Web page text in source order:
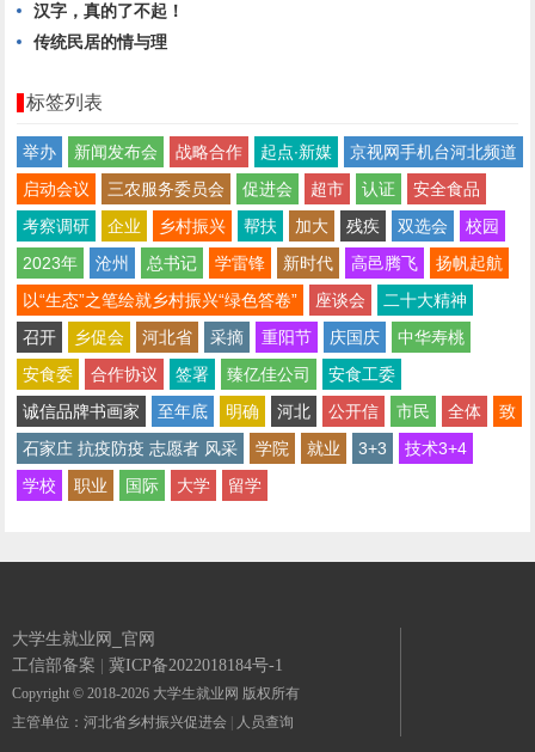
汉字，真的了不起！
传统民居的情与理
标签列表
举办 新闻发布会 战略合作 起点∙新媒
京视网手机台河北频道
启动会议
三农服务委员会 促进会 超市 认证
安全食品
考察调研
企业 乡村振兴 帮扶 加大 残疾 双选会
校园
2023年
沧州 总书记 学雷锋 新时代 高邑腾飞
扬帆起航
以“生态”之笔绘就乡村振兴“绿色答卷”
座谈会
二十大精神
召开
乡促会 河北省 采摘 重阳节 庆国庆
中华寿桃
安食委
合作协议 签署 臻亿佳公司
安食工委
诚信品牌书画家
至年底 明确 河北 公开信 市民 全体
致
石家庄 抗疫防疫 志愿者 风采
学院 就业 3+3
技术3+4
学校
职业 国际 大学 留学
大学生就业网_官网
工信部备案 冀ICP备2022018184号-1
Copyright © 2018-2026 大学生就业网 版权所有
主管单位：河北省乡村振兴促进会
人员查询